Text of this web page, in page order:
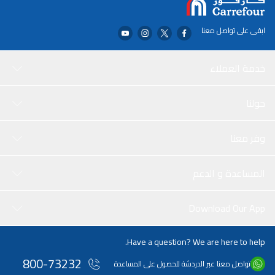
ابقى على تواصل معنا
Have a question? We are here to help.
تواصل معنا عبر الدردشة للحصول على المساعدة 800-73232